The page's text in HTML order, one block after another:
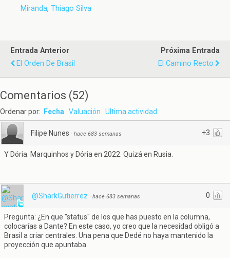
Miranda, Thiago Silva
Entrada Anterior
El Orden De Brasil
Próxima Entrada
El Camino Recto
Comentarios (52)
Ordenar por: Fecha Valuación Ultima actividad
+3
Filipe Nunes · hace 683 semanas
Y Dória. Marquinhos y Dória en 2022. Quizá en Rusia.
0
@SharkGutierrez · hace 683 semanas
Pregunta: ¿En que "status" de los que has puesto en la columna,
colocarías a Dante? En este caso, yo creo que la necesidad obligó a
Brasil a criar centrales. Una pena que Dedé no haya mantenido la
proyección que apuntaba.